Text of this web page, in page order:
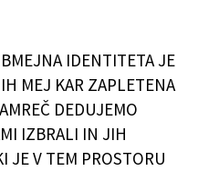
Fondo v DSI
IDENTITETA JE
MEJ KAR ZAPLETENA
DEDUJEMO
IZBRALI IN JIH
JE V TEM PROSTORU